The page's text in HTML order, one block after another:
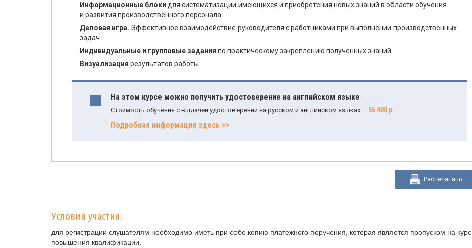
Информационные блоки для систематизации имеющихся и приобретения новых знаний в области обучения
и развития производственного персонала.
Деловая игра. Эффективное взаимодействие руководителя с работниками при выполнении производственных
задач.
Индивидуальные и групповые задания по практическому закреплению полученных знаний.
Визуализация результатов работы.
На этом курсе можно получить удостоверение на английском языке
Стоимость обучения с выдачей удостоверений на русском и английском языках — 56 400 р.
Подробная информация здесь >>
Распечатать
Условия участия:
для регистрации слушателям необходимо иметь при себе копию платежного поручения, которая является пропуском на курс
повышения квалификации.